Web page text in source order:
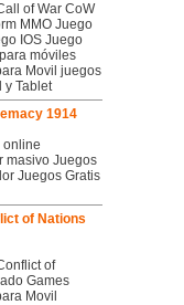
of War CoW
MMO Juego
IOS Juego
móviles
Movil juegos
y Tablet
1914
online
masivo Juegos
Juegos Gratis
of Nations
of
Games
Movil